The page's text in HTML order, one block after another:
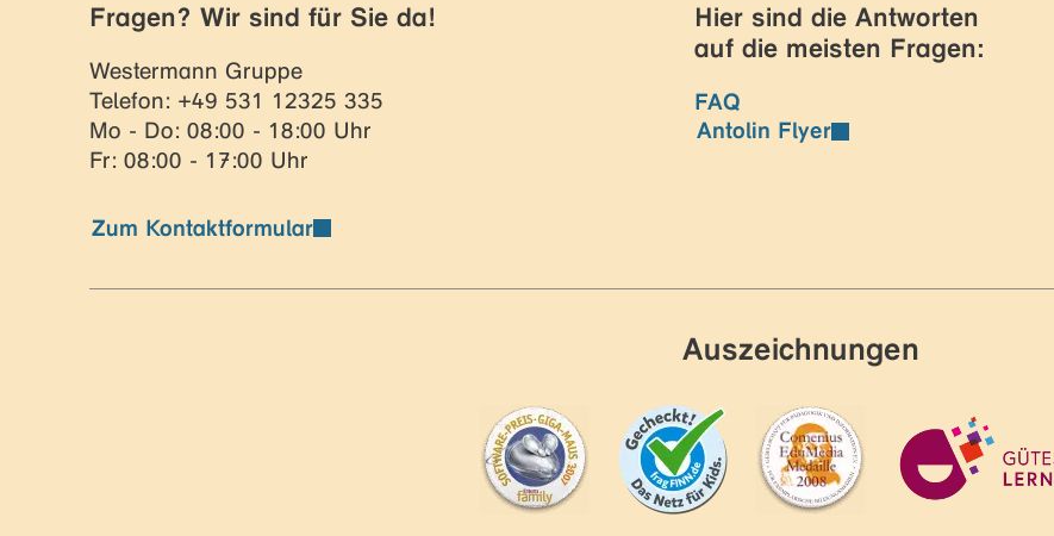
Fragen? Wir sind für Sie da!
Westermann Gruppe
Telefon: +49 531 12325 335
Mo - Do: 08:00 - 18:00 Uhr
Fr: 08:00 - 17:00 Uhr
Zum Kontaktformular
Hier sind die Antworten
auf die meisten Fragen:
FAQ
Antolin Flyer
Auszeichnungen